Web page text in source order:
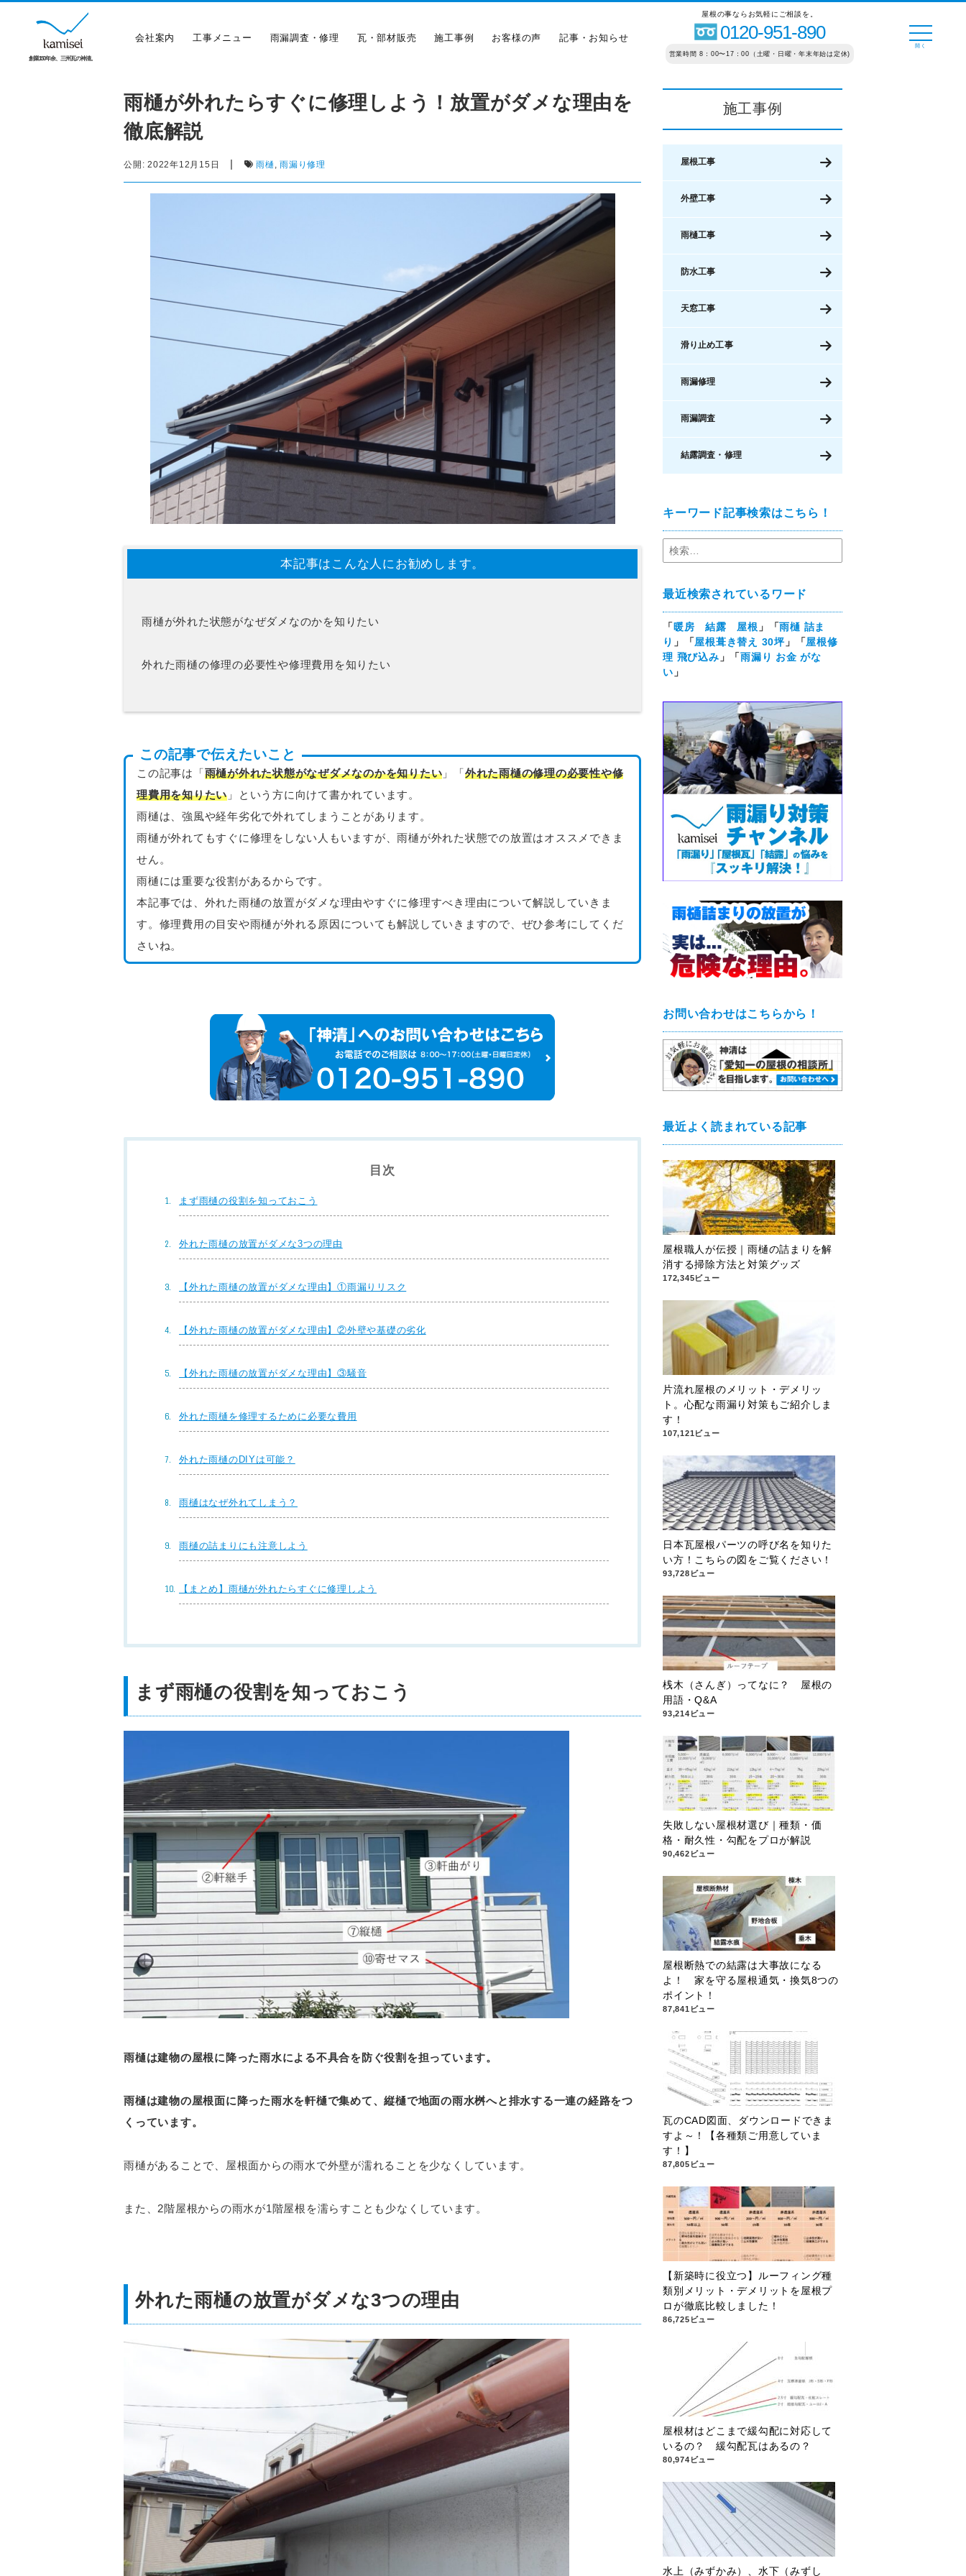
創業150年余、三州瓦の神清。
会社案内 工事メニュー 雨漏調査・修理 瓦・部材販売 施工事例 お客様の声 記事・お知らせ
屋根の事ならお気軽にご相談を。
0120-951-890
営業時間 8：00〜17：00（土曜・日曜・年末年始は定休)
雨樋が外れたらすぐに修理しよう！放置がダメな理由を
徹底解説
公開: 2022年12月15日 | 雨樋 , 雨漏り修理
本記事はこんな人にお勧めします。
雨樋が外れた状態がなぜダメなのかを知りたい
外れた雨樋の修理の必要性や修理費用を知りたい
この記事で伝えたいこと
この記事は「雨樋が外れた状態がなぜダメなのかを知りたい 」「外れた雨樋の修理の必要性や修
理費用を知りたい 」という方に向けて書かれています。
雨樋は、強風や経年劣化で外れてしまうことがあります。
雨樋が外れてもすぐに修理をしない人もいますが、雨樋が外れた状態での放置はオススメできま
せん。
雨樋には重要な役割があるからです。
本記事では、外れた雨樋の放置がダメな理由やすぐに修理すべき理由について解説していきま
す。修理費用の目安や雨樋が外れる原因についても解説していきますので、ぜひ参考にしてくだ
さいね。
目次
まず雨樋の役割を知っておこう
外れた雨樋の放置がダメな3つの理由
【外れた雨樋の放置がダメな理由】①雨漏りリスク
【外れた雨樋の放置がダメな理由】②外壁や基礎の劣化
【外れた雨樋の放置がダメな理由】③騒音
外れた雨樋を修理するために必要な費用
外れた雨樋のDIYは可能？
雨樋はなぜ外れてしまう？
雨樋の詰まりにも注意しよう
【まとめ】雨樋が外れたらすぐに修理しよう
まず雨樋の役割を知っておこう
雨樋は建物の屋根に降った雨水による不具合を防ぐ役割を担っています。
雨樋は建物の屋根面に降った雨水を軒樋で集めて、縦樋で地面の雨水桝へと排水する一連の経路をつ
くっています。
雨樋があることで、屋根面からの雨水で外壁が濡れることを少なくしています。
また、2階屋根からの雨水が1階屋根を濡らすことも少なくしています。
外れた雨樋の放置がダメな3つの理由
施工事例
屋根工事
外壁工事
雨樋工事
防水工事
天窓工事
滑り止め工事
雨漏修理
雨漏調査
結露調査・修理
キーワード記事検索はこちら！
最近検索されているワード
「暖房 結露 屋根 」「雨樋 詰ま
り 」「屋根葺き替え 30坪」「屋根修
理 飛び込み 」「雨漏り お金 がな
い 」
お問い合わせはこちらから！
最近よく読まれている記事
屋根職人が伝授｜雨樋の詰まりを解
消する掃除方法と対策グッズ
172,345ビュー
片流れ屋根のメリット・デメリッ
ト。心配な雨漏り対策もご紹介しま
す！
107,121ビュー
日本瓦屋根パーツの呼び名を知りた
い方！こちらの図をご覧ください！
93,728ビュー
桟木（さんぎ）ってなに？ 屋根の
用語・Q&A
93,214ビュー
失敗しない屋根材選び｜種類・価
格・耐久性・勾配をプロが解説
90,462ビュー
屋根断熱での結露は大事故になる
よ！ 家を守る屋根通気・換気8つの
ポイント！
87,841ビュー
瓦のCAD図面、ダウンロードできま
すよ～！【各種類ご用意していま
す！】
87,805ビュー
【新築時に役立つ】ルーフィング種
類別メリット・デメリットを屋根プ
ロが徹底比較しました！
86,725ビュー
屋根材はどこまで緩勾配に対応して
いるの？ 緩勾配瓦はあるの？
80,974ビュー
水上（みずかみ）、水下（みずし